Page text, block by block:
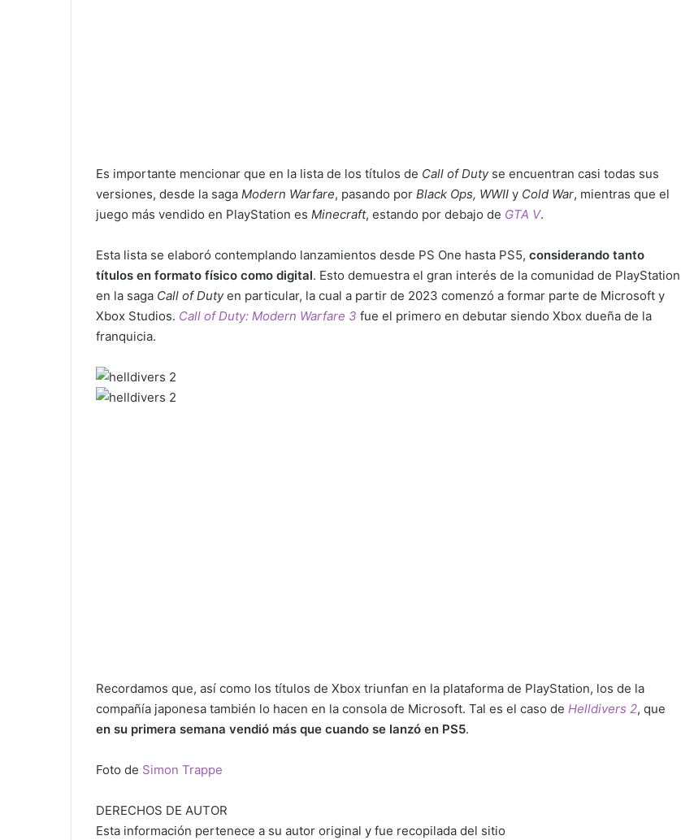
Es importante mencionar que en la lista de los títulos de Call of Dutyse encuentran casi todas sus
versiones, desde la saga Modern Warfare, pasando por Black Ops, WWII y Cold War, mientras que el
juego más vendido en PlayStation es Minecraft, estando por debajo de GTA V.
Esta lista se elaboró contemplando lanzamientos desde PS One hasta PS5, considerando tanto
títulos en formato físico como digital. Esto demuestra el gran interés de la comunidad de PlayStation
en la saga Call of Dutyen particular, la cual a partir de 2023 comenzó a formar parte de Microsoft y
Xbox Studios. Call of Duty: Modern Warfare 3 fue el primero en debutar siendo Xbox dueña de la
franquicia.
Recordamos que, así como los títulos de Xbox triunfan en la plataforma de PlayStation, los de la
compañía japonesa también lo hacen en la consola de Microsoft. Tal es el caso de Helldivers 2, que
en su primera semana vendió más que cuando se lanzó en PS5.
Foto de Simon Trappe
DERECHOS DE AUTOR
Esta información pertenece a su autor original y fue recopilada del sitio